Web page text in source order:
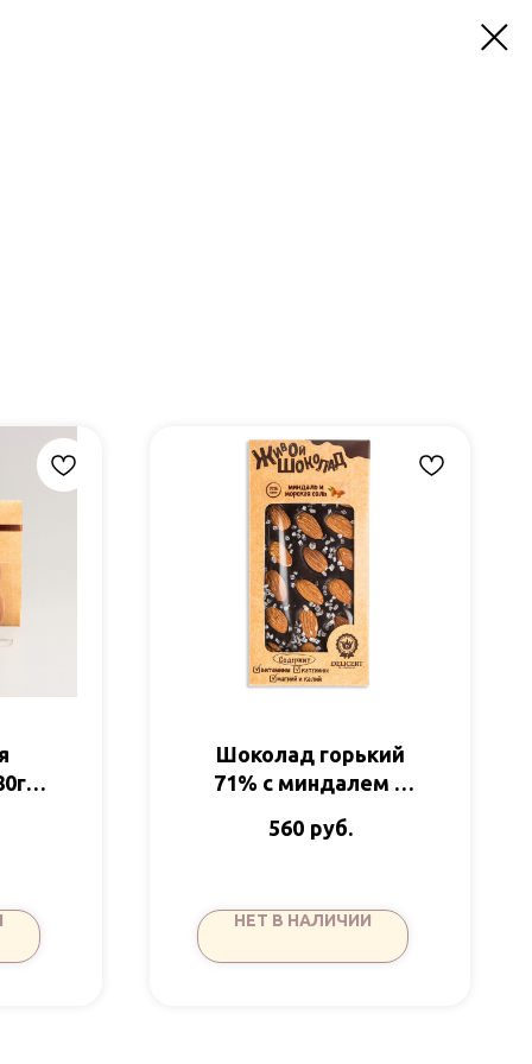
Шоколад горький
71% с миндалем и
Delicert
560 руб.
НЕТ В НАЛИЧИИ